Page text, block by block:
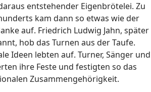
entstehender Eigenbrötelei. Zu
kam dann so etwas wie der
auf. Friedrich Ludwig Jahn, später
hob das Turnen aus der Taufe.
Ideen lebten auf. Turner, Sänger und
ihre Feste und festigten so das
Zusammengehörigkeit.